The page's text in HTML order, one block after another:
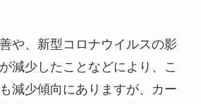
や、新型コロナウイルスの影
減少したことなどにより、こ
減少傾向にありますが、カー